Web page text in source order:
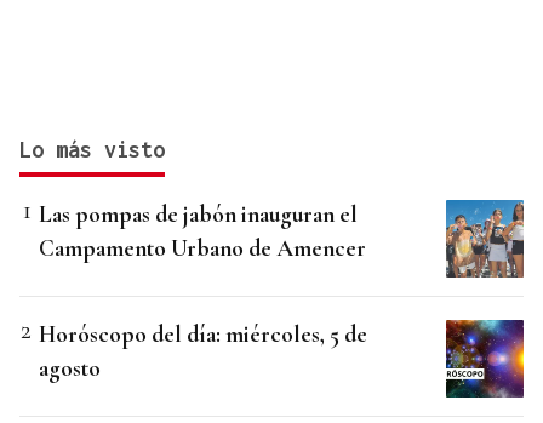
Lo más visto
Las pompas de jabón inauguran el
Campamento Urbano de Amencer
Horóscopo del día: miércoles, 5 de
agosto